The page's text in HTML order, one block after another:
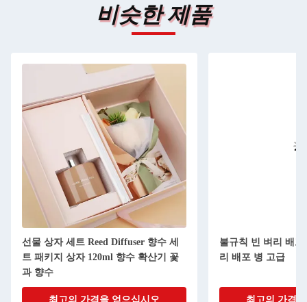
비슷한 제품
선물 상자 세트 Reed Diffuser 향수 세
트 패키지 상자 120ml 향수 확산기 꽃
과 향수
최고의 가격을 얻으십시오
불규칙 빈 벼리 배
리 배포 병 고급
최고의 가격